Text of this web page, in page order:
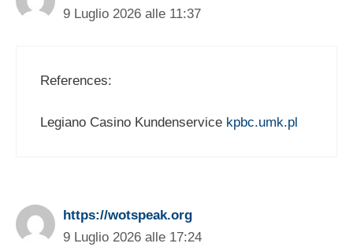
9 Luglio 2026 alle 11:37
References:
Legiano Casino Kundenservice kpbc.umk.pl
https://wotspeak.org
9 Luglio 2026 alle 17:24